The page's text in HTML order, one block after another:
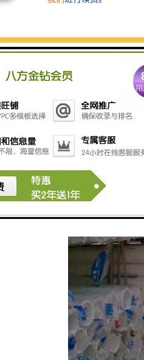
优良：具有优异的耐酸、耐碱、耐
易：管道连接施工迅速容易，施工工
水质：由溶解试验证实不影响水质，
廉：价格低，而且运输、施工方便，